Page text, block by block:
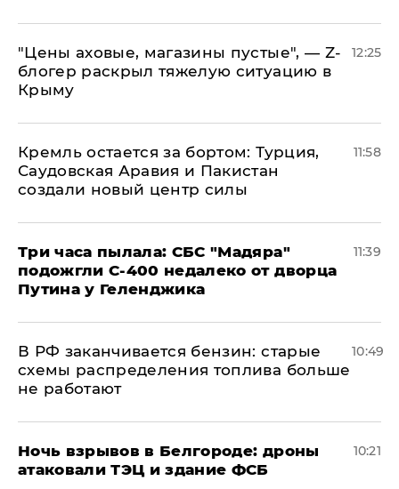
​"Цены аховые, магазины пустые", — Z-
блогер раскрыл тяжелую ситуацию в
Крыму
12:25
​Кремль остается за бортом: Турция,
Саудовская Аравия и Пакистан
создали новый центр силы
11:58
Три часа пылала: СБС "Мадяра"
подожгли С-400 недалеко от дворца
Путина у Геленджика
11:39
​В РФ заканчивается бензин: старые
схемы распределения топлива больше
не работают
10:49
​Ночь взрывов в Белгороде: дроны
атаковали ТЭЦ и здание ФСБ
10:21